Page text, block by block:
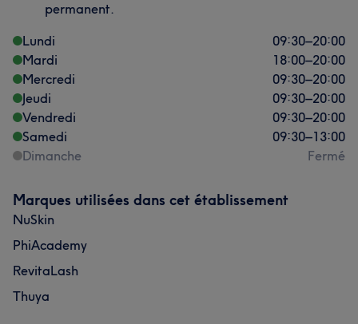
permanent.
Lundi
09:30–20:00
Mardi
18:00–20:00
Mercredi
09:30–20:00
Jeudi
09:30–20:00
Vendredi
09:30–20:00
Samedi
09:30–13:00
Dimanche
Fermé
Marques utilisées dans cet établissement
NuSkin
PhiAcademy
RevitaLash
Thuya